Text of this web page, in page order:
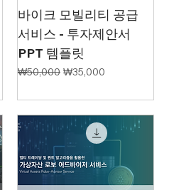
바이크 모빌리티 공급
서비스 - 투자제안서
PPT 템플릿
일반가
₩50,000 할인가
₩35,000